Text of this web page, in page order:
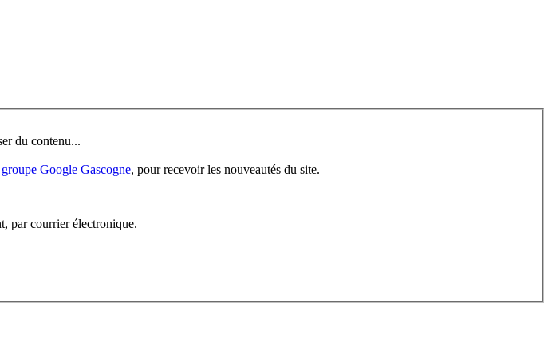
du contenu...
Google Gascogne, pour recevoir les nouveautés du site.
par courrier électronique.